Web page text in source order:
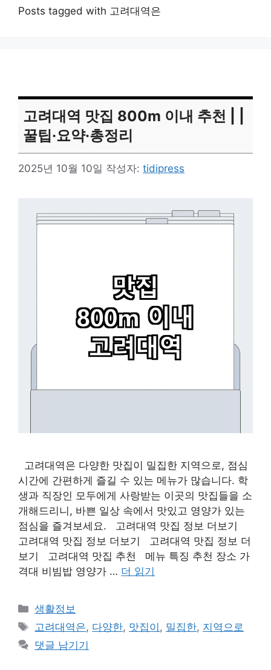
Posts tagged with 고려대역은
고려대역 맛집 800m 이내 추천 | |
꿀팁·요약·총정리
2025년 10월 10일 작성자: tidipress
고려대역은 다양한 맛집이 밀집한 지역으로, 점심
시간에 간편하게 즐길 수 있는 메뉴가 많습니다. 학
생과 직장인 모두에게 사랑받는 이곳의 맛집들을 소
개해드리니, 바쁜 일상 속에서 맛있고 영양가 있는
점심을 즐겨보세요. 고려대역 맛집 정보 더보기
고려대역 맛집 정보 더보기 고려대역 맛집 정보 더
보기 고려대역 맛집 추천 메뉴 특징 추천 장소 가
격대 비빔밥 영양가 … 더 읽기
카
테
리
생활정보
태
그
고려대역은, 다양한, 맛집이 , 밀집한, 지역으로
댓글 남기기